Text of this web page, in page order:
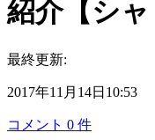
紹介【シャ
最終更新:
2017年11月14日10:53
コメント 0 件